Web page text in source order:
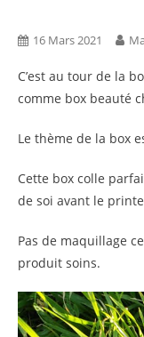
16 Mars 2021
C’est au tour de la
comme box beauté
Le thème de la box
Cette box colle
de soi avant le
Pas de maquillage
produit soins.